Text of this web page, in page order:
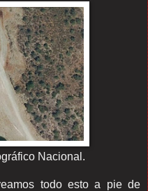
Nacional.
todo esto a pie de